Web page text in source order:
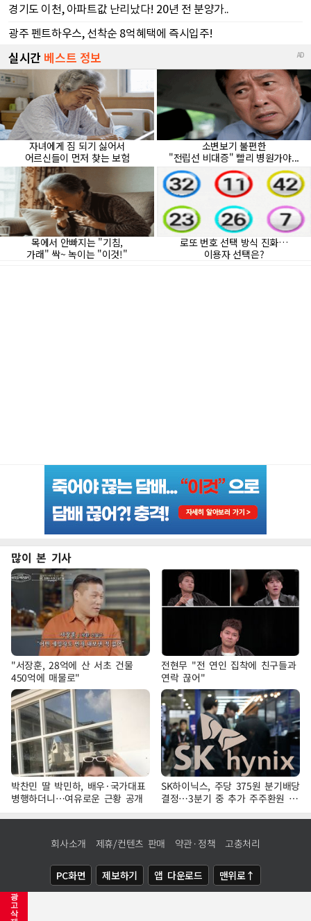
광
고
삭
많이 본 기사
"서장훈, 28억에 산 서초 건물
450억에 매물로"
전현무 "전 연인 집착에 친구들과
연락 끊어"
박찬민 딸 박민하, 배우·국가대표
병행하더니…여유로운 근황 공개
SK하이닉스, 주당 375원 분기배당
결정…3분기 중 추가 주주환원 발
표
회사소개 제휴/컨텐츠 판매 약관·정책 고충처리
PC화면 제보하기 앱 다운로드 맨위로↑